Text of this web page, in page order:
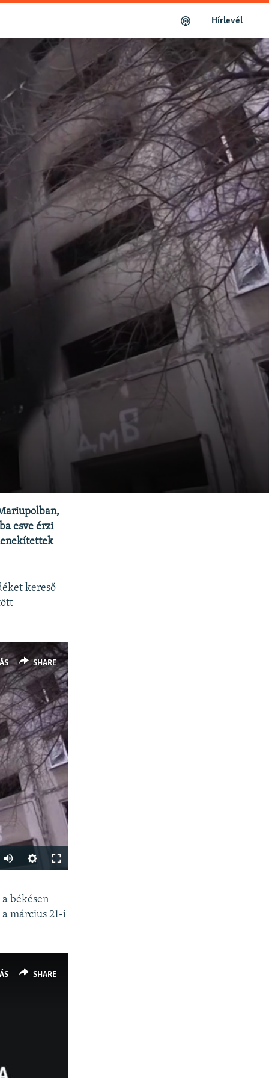
Hírlevél
esve érzi
kereső
SHARE
SHARE
360p
480p
békésen
március 21-i
SHARE